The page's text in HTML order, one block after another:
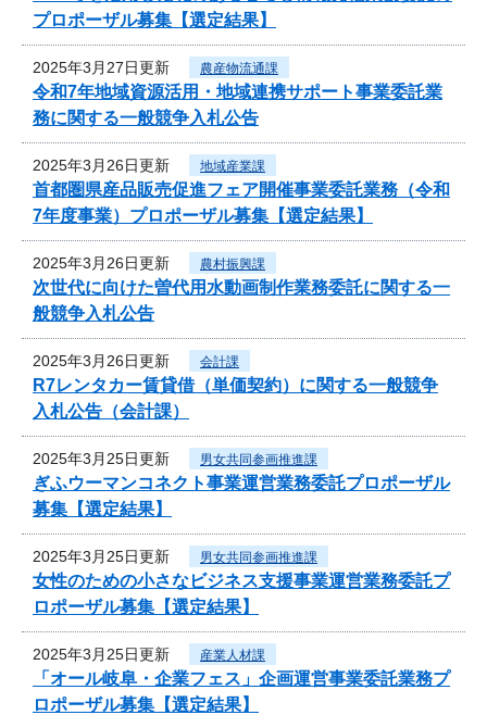
プロポーザル募集【選定結果】
2025年3月27日更新 農産物流通課
令和7年地域資源活用・地域連携サポート事業委託業
務に関する一般競争入札公告
2025年3月26日更新 地域産業課
首都圏県産品販売促進フェア開催事業委託業務（令和
7年度事業）プロポーザル募集【選定結果】
2025年3月26日更新 農村振興課
次世代に向けた曽代用水動画制作業務委託に関する一
般競争入札公告
2025年3月26日更新 会計課
R7レンタカー賃貸借（単価契約）に関する一般競争
入札公告（会計課）
2025年3月25日更新 男女共同参画推進課
ぎふウーマンコネクト事業運営業務委託プロポーザル
募集【選定結果】
2025年3月25日更新 男女共同参画推進課
女性のための小さなビジネス支援事業運営業務委託プ
ロポーザル募集【選定結果】
2025年3月25日更新 産業人材課
「オール岐阜・企業フェス」企画運営事業委託業務プ
ロポーザル募集【選定結果】